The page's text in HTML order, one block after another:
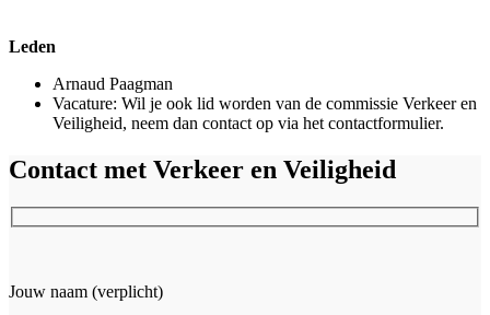
Leden
Arnaud Paagman
Vacature: Wil je ook lid worden van de commissie Verkeer en
Veiligheid, neem dan contact op via het contactformulier.
Contact met Verkeer en Veiligheid
Jouw naam (verplicht)